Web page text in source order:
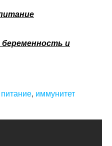
беременность и
питание, иммунитет